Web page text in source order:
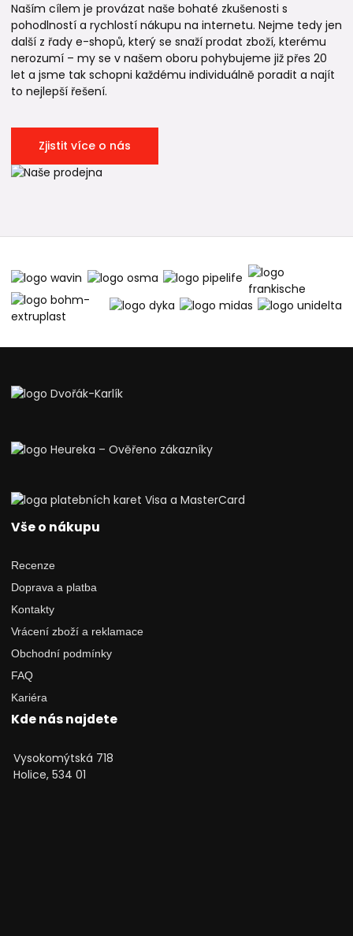
Naším cílem je provázat naše bohaté zkušenosti s
pohodlností a rychlostí nákupu na internetu. Nejme tedy jen
další z řady e-shopů, který se snaží prodat zboží, kterému
nerozumí – my se v našem oboru pohybujeme již přes 20
let a jsme tak schopni každému individuálně poradit a najít
to nejlepší řešení.
Zjistit více o nás
Vše o nákupu
Recenze
Doprava a platba
Kontakty
Vrácení zboží a reklamace
Obchodní podmínky
FAQ
Kariéra
Kde nás najdete
Vysokomýtská 718
Holice, 534 01